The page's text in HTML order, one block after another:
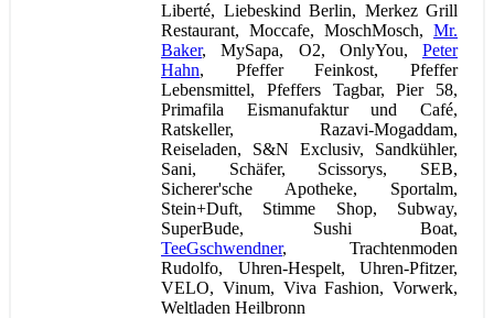
Liberté, Liebeskind Berlin, Merkez Grill
Restaurant, Moccafe, MoschMosch, Mr.
Baker, MySapa, O2, OnlyYou, Peter
Hahn, Pfeffer Feinkost, Pfeffer
Lebensmittel, Pfeffers Tagbar, Pier 58,
Primafila Eismanufaktur und Café,
Ratskeller, Razavi-Mogaddam,
Reiseladen, S&N Exclusiv, Sandkühler,
Sani, Schäfer, Scissorys, SEB,
Sicherer'sche Apotheke, Sportalm,
Stein+Duft, Stimme Shop, Subway,
SuperBude, Sushi Boat,
TeeGschwendner, Trachtenmoden
Rudolfo, Uhren-Hespelt, Uhren-Pfitzer,
VELO, Vinum, Viva Fashion, Vorwerk,
Weltladen Heilbronn